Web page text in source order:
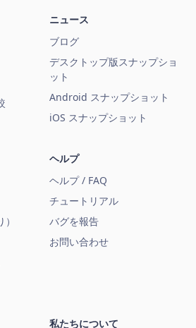
ニュース
ブログ
デスクトップ版スナップショ
ット
Android スナップショット
iOS スナップショット
ヘルプ
ヘルプ / FAQ
チュートリアル
バグを報告
お問い合わせ
私たちについて